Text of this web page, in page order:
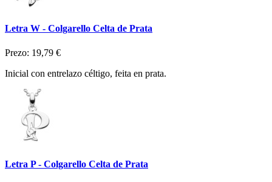
Letra W - Colgarello Celta de Prata
Prezo: 19,79 €
Inicial con entrelazo céltigo, feita en prata.
Letra P - Colgarello Celta de Prata